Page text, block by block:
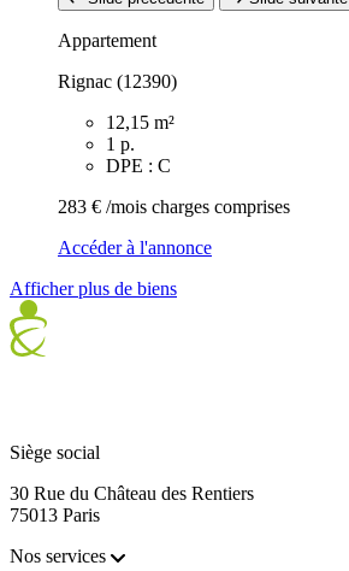
Appartement
Rignac (12390)
12,15 m²
1 p.
DPE : C
283 € /mois charges comprises
Accéder à l'annonce
Afficher plus de biens
Siège social
30 Rue du Château des Rentiers
75013 Paris
Nos services